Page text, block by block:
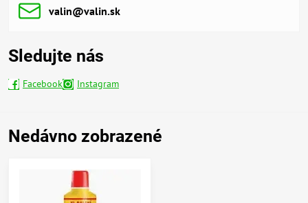
valin​@valin​.sk
Sledujte nás
Facebook Instagram
Nedávno zobrazené